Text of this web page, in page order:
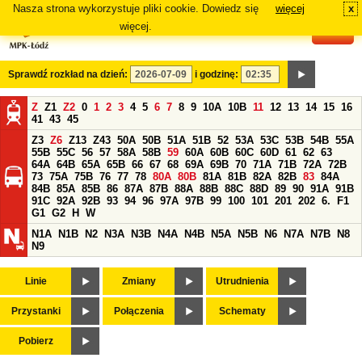
Nasza strona wykorzystuje pliki cookie. Dowiedz się
więcej.
więcej x
Sprawdź rozkład na dzień: i godzinę:
Z Z1 Z2 0 1 2 3 4 5 6 7 8 9 10A 10B 11 12 13 14 15 16
41 43 45
Z3 Z6 Z13 Z43 50A 50B 51A 51B 52 53A 53C 53B 54B 55A
55B 55C 56 57 58A 58B 59 60A 60B 60C 60D 61 62 63
64A 64B 65A 65B 66 67 68 69A 69B 70 71A 71B 72A 72B
73 75A 75B 76 77 78 80A 80B 81A 81B 82A 82B 83 84A
84B 85A 85B 86 87A 87B 88A 88B 88C 88D 89 90 91A 91B
91C 92A 92B 93 94 96 97A 97B 99 100 101 201 202 6.
F1
G1 G2 H
W
N1A
N1B N2 N3A N3B N4A N4B N5A N5B N6 N7A N7B
N8
N9
Linie Zmiany Utrudnienia
Przystanki Połączenia Schematy
Pobierz